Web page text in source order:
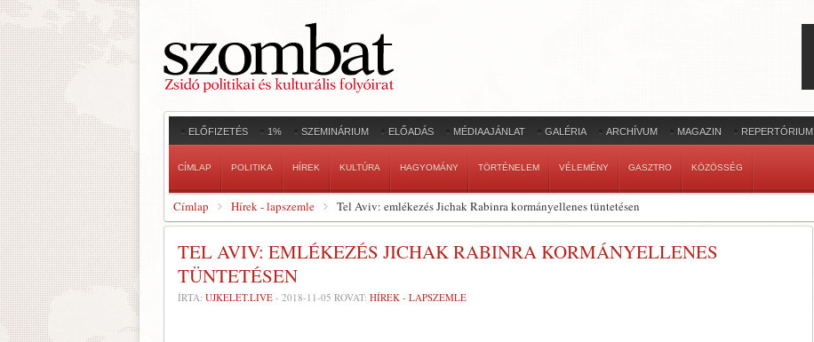
ELŐFIZETÉS 1% SZEMINÁRIUM ELŐADÁS MÉDIAAJÁNLAT GALÉRIA ARCHÍVUM MAGAZIN REPERTÓRIUM
CÍMLAP POLITIKA HÍREK KULTÚRA HAGYOMÁNY TÖRTÉNELEM VÉLEMÉNY GASZTRO KÖZÖSSÉG
Címlap Hírek - lapszemle Tel Aviv: emlékezés Jichak Rabinra kormányellenes tüntetésen
TEL AVIV: EMLÉKEZÉS JICHAK RABINRA KORMÁNYELLENES
TÜNTETÉSEN
ÍRTA: UJKELET.LIVE - 2018-11-05 ROVAT: HÍREK - LAPSZEMLE